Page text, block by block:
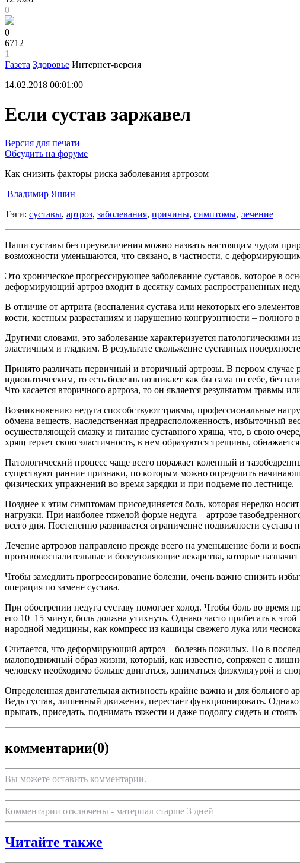
0
0
6712
1
Газета Здоровье Интернет-версия
14.02.2018 00:01:00
Если сустав заржавел
Версия для печати
Обсудить на форуме
Как снизить факторы риска заболевания артрозом
Владимир Яшин
Тэги: суставы, артроз, заболевания, причины, симптомы, лечение
Наши суставы без преувеличения можно назвать настоящим чудом
возможности уменьшаются, что связано, в частности, с
Это хроническое прогрессирующее заболевание суставов, которое в
деформирующий артроз входит в десятку самых распространенных
В отличие от артрита (воспаления сустава или некоторых его
кости, костным разрастаниям и нарушению конгруэнтности –
Другими словами, это заболевание характеризуется
эластичным и гладким. В результате скольжение суставных
Принято различать первичный и вторичный артрозы. В первом случае
идиопатическим, то есть болезнь возникает как бы сама по себе, без
Что касается вторичного артроза, то он является результатом
Возникновению недуга способствуют травмы, профессиональные
обмена веществ, наследственная предрасположенность, избыточный
осуществляющей смазку и питание суставного хряща, что, в свою
хрящ теряет свою эластичность, в нем образуются трещины,
Патологический процесс чаще всего поражает коленный и
существуют ранние признаки, по которым можно определить
физических упражнений во время зарядки и при подъеме по лестнице.
Позднее к этим симптомам присоединяется боль, которая нередко
нагрузки. При наиболее тяжелой форме недуга – артрозе
всего дня. Постепенно развивается ограничение подвижности сустава
Лечение артрозов направлено прежде всего на уменьшение боли и
противовоспалительные и болеутоляющие лекарства, которые
Чтобы замедлить прогрессирование болезни, очень важно снизить
операция по замене сустава.
При обострении недуга суставу помогает холод. Чтобы боль во время
его 10–15 минут, боль должна утихнуть. Однако часто прибегать к
народной медицины, как компресс из кашицы свежего лука или
Считается, что деформирующий артроз – болезнь пожилых. Но в
малоподвижный образ жизни, который, как известно, сопряжен с
человеку необходимо больше двигаться, заниматься физкультурой и
Определенная двигательная активность крайне важна и для
Ведь сустав, лишенный движения, перестает функционировать.
прыгать, приседать, поднимать тяжести и даже подолгу сидеть и
комментарии(0)
Вы можете оставить комментарии.
Комментарии отключены - материал старше 3 дней
Читайте также